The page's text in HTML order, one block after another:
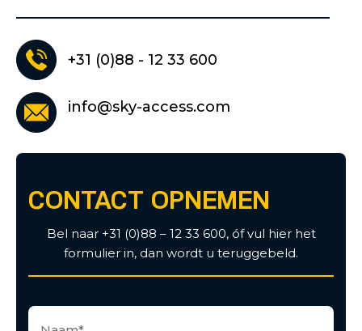
+31 (0)88 - 12 33 600
info@sky-access.com
CONTACT OPNEMEN
Bel naar +31 (0)88 – 12 33 600, óf vul hier het
formulier in, dan wordt u teruggebeld.